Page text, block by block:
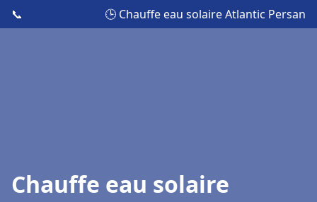
📞 🕒 Chauffe eau solaire Atlantic Persan
Chauffe eau solaire